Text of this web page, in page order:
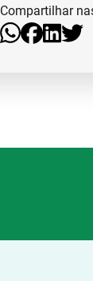
Compartilhar